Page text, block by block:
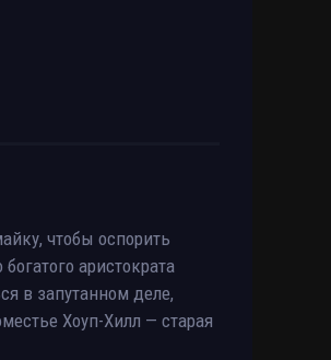
чтобы оспорить
аристократа
в запутанном деле,
Хоуп-Хилл — старая